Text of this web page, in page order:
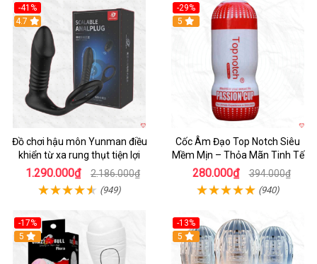
-41%
Hot
4.7
Đồ chơi hậu môn Yunman điều
khiển từ xa rung thụt tiện lợi
1.290.000₫ 2.186.000₫
(949)
-29%
5
Cốc Âm Đạo Top Notch Siêu
Mềm Mịn – Thỏa Mãn Tinh Tế
280.000₫ 394.000₫
(940)
-17%
5
-13%
Hot
5